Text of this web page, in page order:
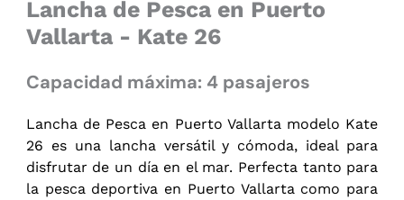
Lancha de Pesca en Puerto
Vallarta - Kate 26
Capacidad máxima: 4 pasajeros
Lancha de Pesca en Puerto Vallarta modelo Kate
26 es una lancha versátil y cómoda, ideal para
disfrutar de un día en el mar. Perfecta tanto para
la pesca deportiva en Puerto Vallarta como para